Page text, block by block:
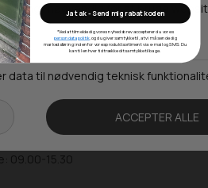
Adresse
21 K
Odense S
Åbningstider
09.00-15.30
09.00-17.00
09.00-15.30
Ja tak - Send mig rabatkoden
*Ved at tilmelde dig vores nyhedsbrev accepterer du vores
persondatapolitik, og du giver samtykke til, at vi må sende dig
markedsføring inden for vores produktsortiment via e-mail og SMS. Du
kan til enhver tid trække dit samtykke tilbage.